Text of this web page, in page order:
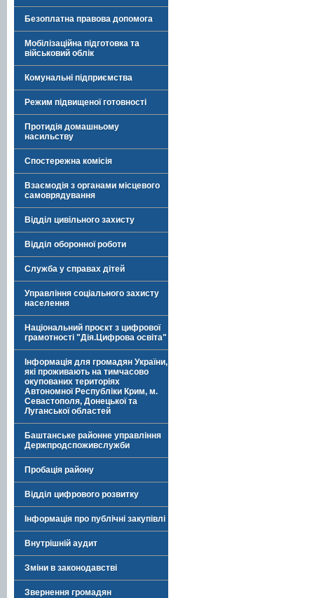
Безоплатна правова допомога
Мобілізаційна підготовка та
військовий облік
Комунальні підприємства
Режим підвищеної готовності
Протидія домашньому
насильству
Спостережна комісія
Взаємодія з органами місцевого
самоврядування
Відділ цивільного захисту
Відділ оборонної роботи
Служба у справах дітей
Управління соціального захисту
населення
Національний проєкт з цифрової
грамотності "Дія.Цифрова освіта"
Інформація для громадян України,
які проживають на тимчасово
окупованих територіях
Автономної Республіки Крим, м.
Севастополя, Донецької та
Луганської областей
Баштанське районне управління
Держпродспоживслужби
Пробація району
Відділ цифрового розвитку
Інформація про публічні закупівлі
Внутрішній аудит
Зміни в законодавстві
Звернення громадян